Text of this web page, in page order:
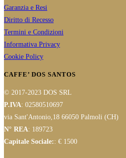
Garanzia e Resi
Diritto di Recesso
Termini e Condizioni
Informativa Privacy
Cookie Policy
CAFFE’ DOS SANTOS
© 2017-2023 DOS SRL
P.IVA: 02580510697
via Sant'Antonio,18 66050 Palmoli (CH)
N° REA: 189723
Capitale Sociale:: € 1500